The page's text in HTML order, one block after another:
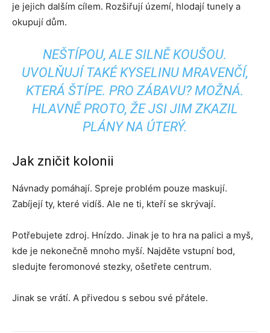
je jejich dalším cílem. Rozšiřují území, hlodají tunely a
okupují dům.
NEŠTÍPOU, ALE SILNĚ KOUŠOU.
UVOLŇUJÍ TAKÉ KYSELINU MRAVENČÍ,
KTERÁ ŠTÍPE. PRO ZÁBAVU? MOŽNÁ.
HLAVNĚ PROTO, ŽE JSI JIM ZKAZIL
PLÁNY NA ÚTERÝ.
Jak zničit kolonii
Návnady pomáhají. Spreje problém pouze maskují.
Zabíjejí ty, které vidíš. Ale ne ti, kteří se skrývají.
Potřebujete zdroj. Hnízdo. Jinak je to hra na palici a myš,
kde je nekonečně mnoho myší. Najděte vstupní bod,
sledujte feromonové stezky, ošetřete centrum.
Jinak se vrátí. A přivedou s sebou své přátele.